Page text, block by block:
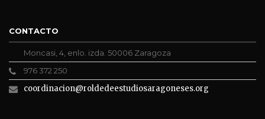
CONTACTO
Moncasi, 4, enlo. izda. 50006 Zaragoza
976 372 250
coordinacion@roldedeestudiosaragoneses.org